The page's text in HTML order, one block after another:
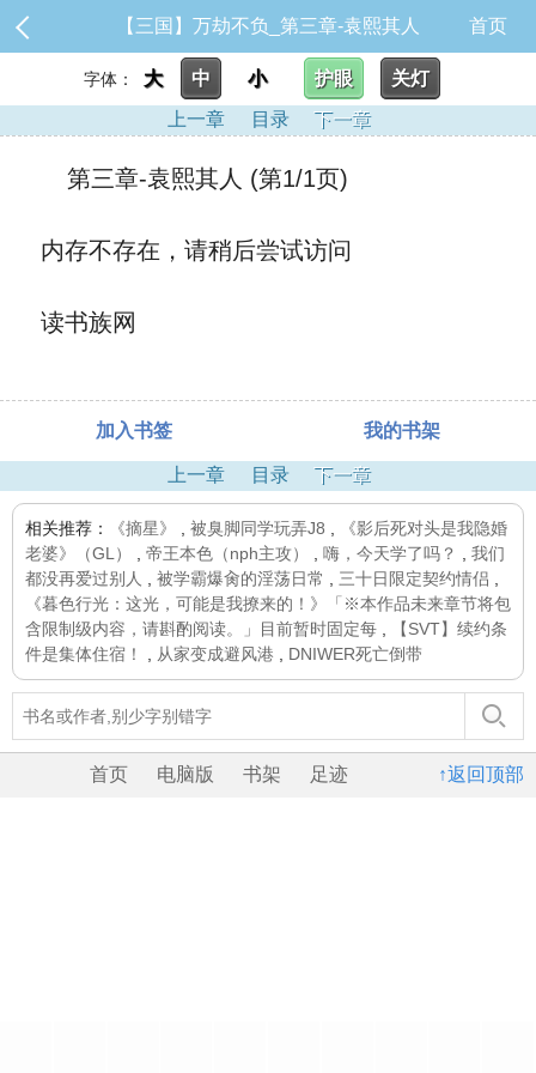
【三国】万劫不负_第三章-袁熙其人 首页
字体： 大 中 小 护眼
关灯
上一章
目录 下一章
第三章-袁熙其人 (第1/1页)
内存不存在，请稍后尝试访问
读书族网
加入书签 我的书架
上一章 目录 下一章
相关推荐： 《摘星》 被臭脚同学玩弄J8
《影后死对头是我隐婚
老婆》（GL）
帝王本色（nph主攻） 嗨，今天学了吗？
我们
都没再爱过别人
被学霸爆肏的淫荡日常 三十日限定契约情侣
《暮色行光：这光，可能是我撩来的！》「※本作品未来章节将包
含限制级内容，请斟酌阅读。」目前暂时固定每
【SVT】续约条
件是集体住宿！
从家变成避风港 DNIWER死亡倒带
↑返回顶部
首页 电脑版 书架 足迹